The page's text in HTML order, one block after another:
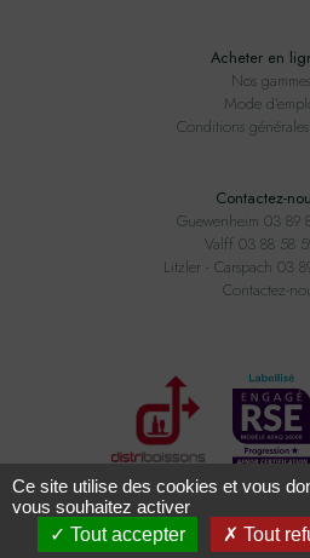
Acheter en
Nos gammes
Mode
Conditions
Contactez-
Guewenheim 03 89
Valff 03 88 58
Litzler - Carspach 03
Contactez-
Tous droits réservés ADAM BOISSONS -
Ce site utilise des cookies et vous
vous souhaitez activer
Tout accepter
Tout